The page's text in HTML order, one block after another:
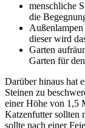
menschliche
die
dieser wird
Garten
Garten für
Darüber hinaus hat
Steinen zu
einer Höhe von 1,5
Katzenfutter sollten
sollte nach einer